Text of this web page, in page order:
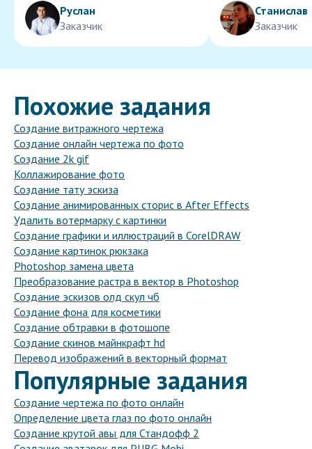
Руслан
Заказчик
Станислав
Заказчик
Похожие задания
Создание витражного чертежа
Создание онлайн чертежа по фото
Создание 2k gif
Коллажирование фото
Создание тату эскиза
Создание анимированных сторис в After Effects
Удалить вотермарку с картинки
Создание графики и иллюстраций в CorelDRAW
Создание картинок рюкзака
Photoshop замена цвета
Преобразование растра в вектор в Photoshop
Создание эскизов олд скул чб
Создание фона для косметики
Создание обтравки в фотошопе
Создание скинов майнкрафт hd
Перевод изображений в векторный формат
Популярные задания
Создание чертежа по фото онлайн
Определение цвета глаз по фото онлайн
Создание крутой авы для Стандофф 2